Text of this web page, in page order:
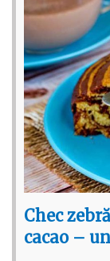
Chec
cacao –